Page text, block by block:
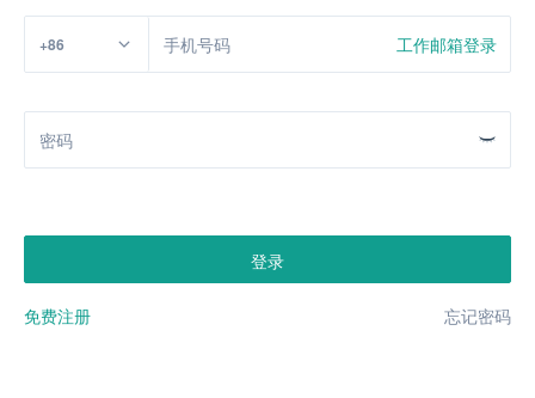
+86 工作邮箱登录
登录
免费注册 忘记密码